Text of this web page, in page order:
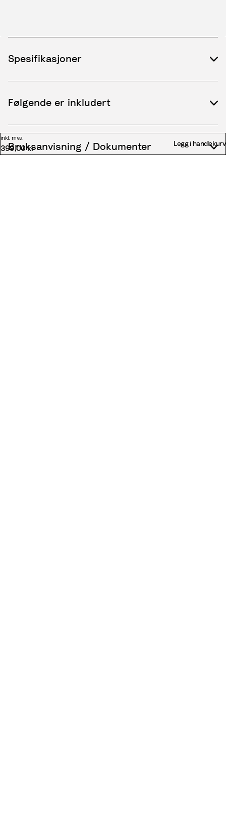
Spesifikasjoner
Følgende er inkludert
Bruksanvisning / Dokumenter
inkl. mva
399,00 kr
Legg i handlekurv